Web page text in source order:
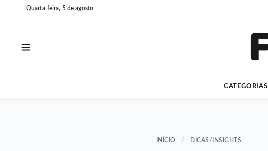
para
para
Quarta-feira, 5 de agosto
CATEGORIAS
INÍCIO / DICAS/INSIGHTS